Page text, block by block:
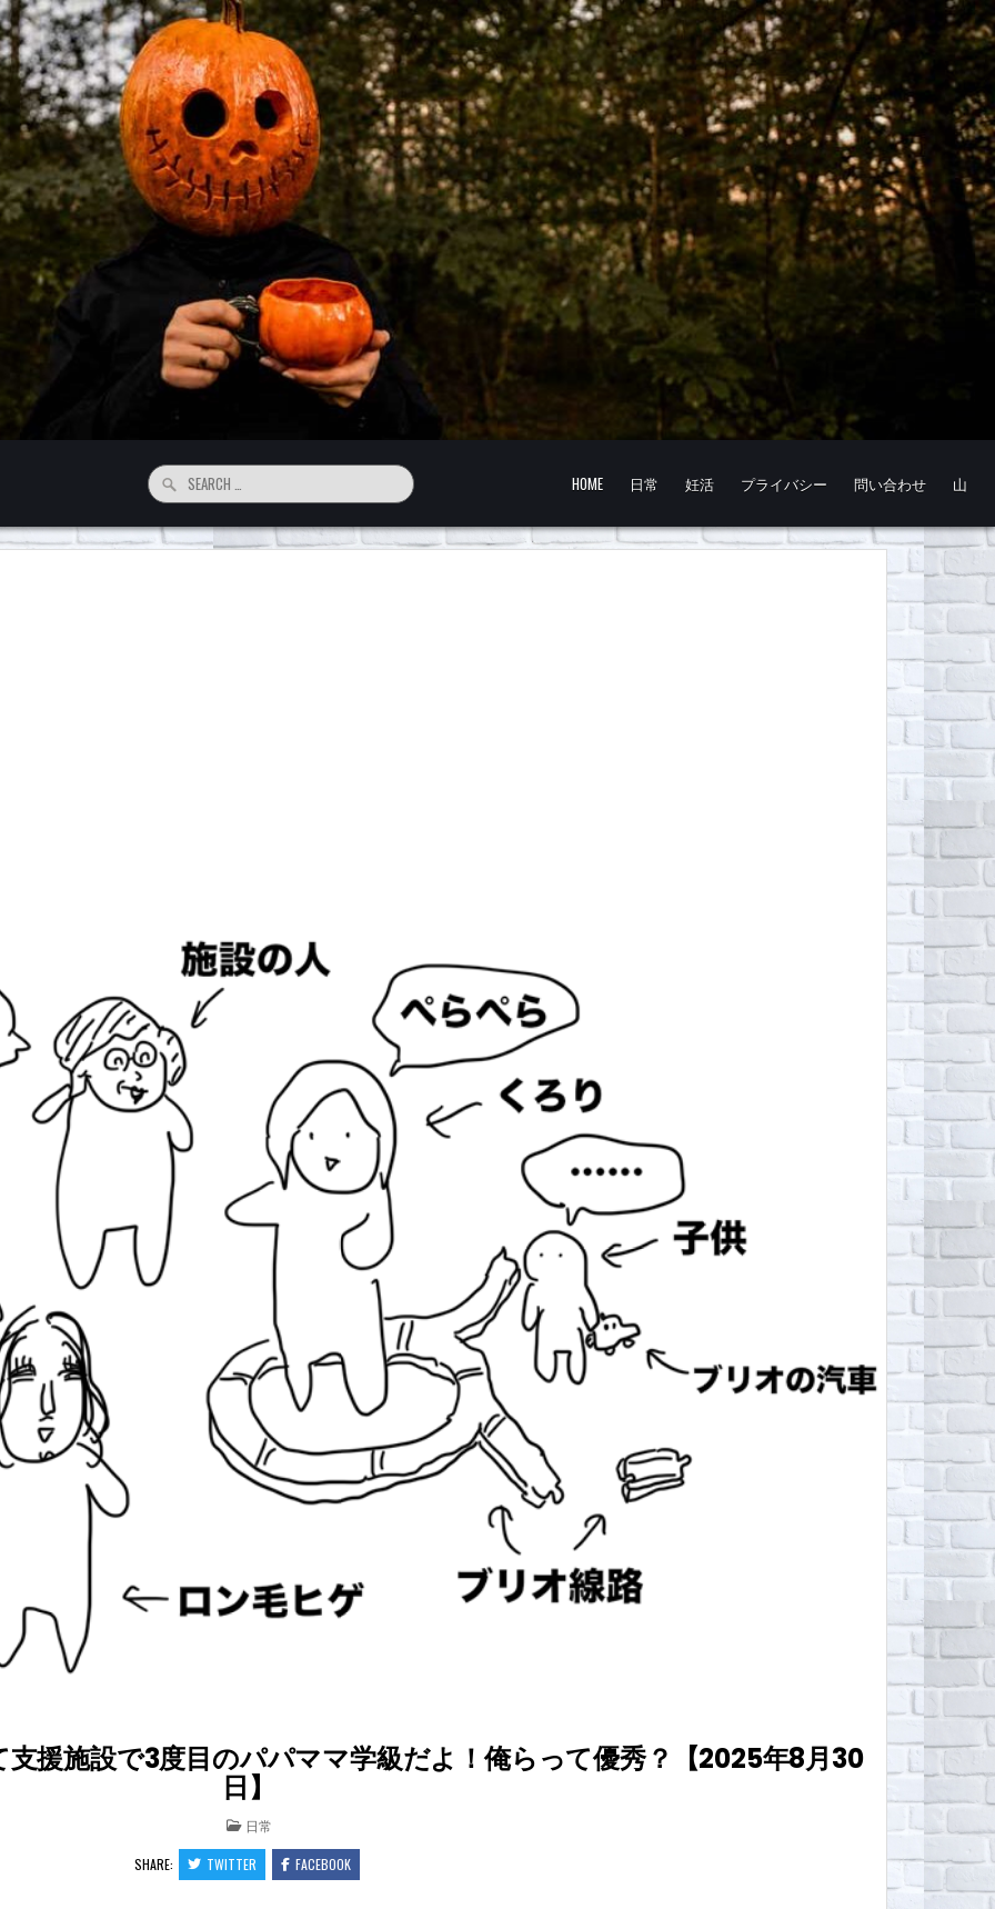
Search
for:
HOME 日常 妊活 プライバシー 問い合わせ 山
援施設で3度目のパパママ学級だよ！俺らって優秀？【2025年8月30
日】
POSTED
IN
日常
SHARE: TWITTER FACEBOOK